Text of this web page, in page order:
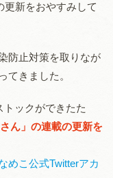
更新をおやすみして
防止対策を取りなが
てきました。
トックができたた
ん」の連載の更新を
めこ公式Twitterアカ